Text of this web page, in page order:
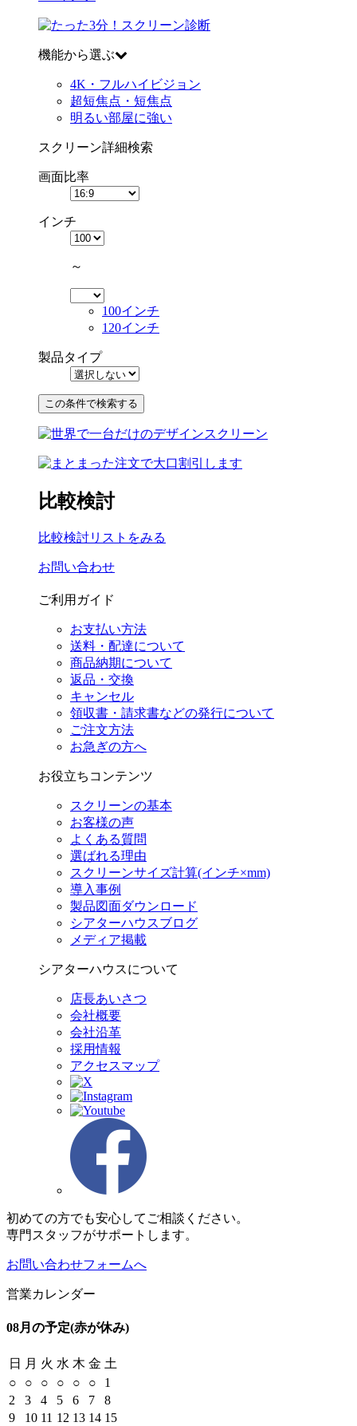
機能から選ぶ
4K・フルハイビジョン
超短焦点・短焦点
明るい部屋に強い
スクリーン詳細検索
画面比率
インチ
～
100インチ
120インチ
製品タイプ
比較検討
比較検討リストをみる
お問い合わせ
ご利用ガイド
お支払い方法
送料・配達について
商品納期について
返品・交換
キャンセル
領収書・請求書などの発行について
ご注文方法
お急ぎの方へ
お役立ちコンテンツ
スクリーンの基本
お客様の声
よくある質問
選ばれる理由
スクリーンサイズ計算(インチ×mm)
導入事例
製品図面ダウンロード
シアターハウスブログ
メディア掲載
シアターハウスについて
店長あいさつ
会社概要
会社沿革
採用情報
アクセスマップ
初めての方でも安心してご相談ください。
専門スタッフがサポートします。
お問い合わせフォームへ
営業カレンダー
08月の予定(赤が休み)
日 月 火 水 木 金 土
○
○ ○ ○ ○ ○
1
2
3 4 5 6 7
8
9
10 11 12 13 14 15